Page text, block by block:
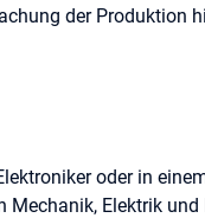
der Produktion
oder in
Mechanik, Elektrik und